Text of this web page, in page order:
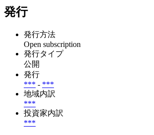
発行
発行方法
Open subscription
発行タイプ
公開
発行
*** - ***
地域内訳
***
投資家内訳
***